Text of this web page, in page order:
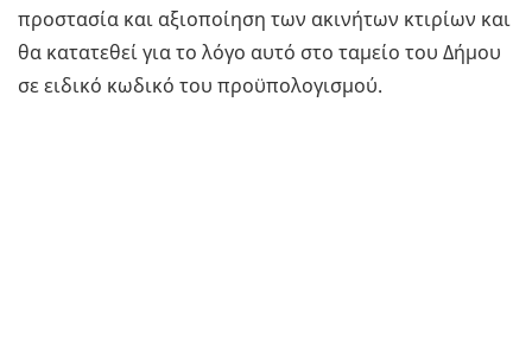
προστασία και αξιοποίηση των ακινήτων κτιρίων και
θα κατατεθεί για το λόγο αυτό στο ταμείο του Δήμου
σε ειδικό κωδικό του προϋπολογισμού.